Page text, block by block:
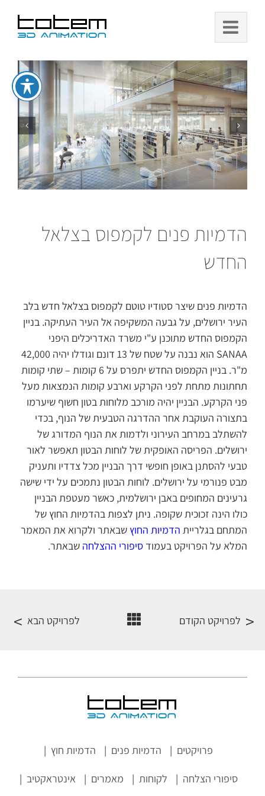
content
הדמיות פנים לקמפוס בצלאל
החדש
הדמיות פנים שיצר סטודיו טוטם לקמפוס בצלאל חדש בלב
העיר ירושלים, על גבעה המשקיפה אל העיר העתיקה. בניין
הקמפוס החדש מתוכנן ע"י משרד האדריכלים היפני
SANAA הוא נבנה על שטח של 13 דונם וגודלו יהיה 42,000
מ"ר. בניין הקמפוס החדש יתפרס על 6 קומות – שתי קומות
תחתונות מתחת לפני הקרקע וארבע קומות הנמצאות מעל
פני הקרקע. הבניין יהיה מורכב מלוחות בטון חשוף שיערמו
בתצורה העוקבת אחר ההדרגה הטבעית של הנוף, בכדי
להשתלב במרחב העירוני ולדמות את הנוף המדורג של
ירושלים. הפריסה האופקית של לוחות הבטון תאפשר לאור
טבעי להסתנן באופן חופשי דרך הבניין מכל צדדיו ותעניק
מבט פנורמי על ירושלים. לוחות הבטון נתמכים על ידי שישה
גרעינים המחופים באבן ירושלמית, כאשר מעטפת הבניין
כולו הינה זכוכית שקופה. ניתן לצפות בהדמיות החוץ של
המתחם בגלריית הדמיות החוץ שבאתר ולקרוא את המאמר
המלא על הפרויקט בעמוד סיפורי ההצלחה שבאתר.
לפרויקט הקודם לפרויקט הבא
פרויקטים הדמיות פנים הדמיות חוץ
סיפורי הצלחה לקוחות מאמרים אינטראקטיב